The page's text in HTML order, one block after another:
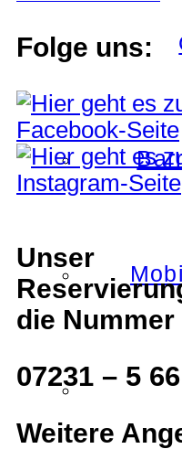
Folge uns:
Unser
die Nummer
07231 – 5
Weitere